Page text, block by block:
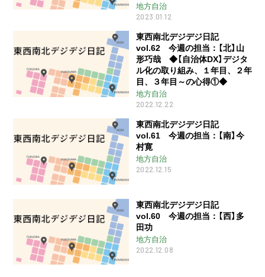
地方自治
2023.01.12
東西南北デジデジ日記
vol.62 今週の担当：【北】山
形巧哉 ◆【自治体DX】デジタ
ル化の取り組み、１年目、２年
目、３年目～の心得①◆
地方自治
2022.12.22
東西南北デジデジ日記
vol.61 今週の担当：【南】今
村寛
地方自治
2022.12.15
東西南北デジデジ日記
vol.60 今週の担当：【西】多
田功
地方自治
2022.12.08